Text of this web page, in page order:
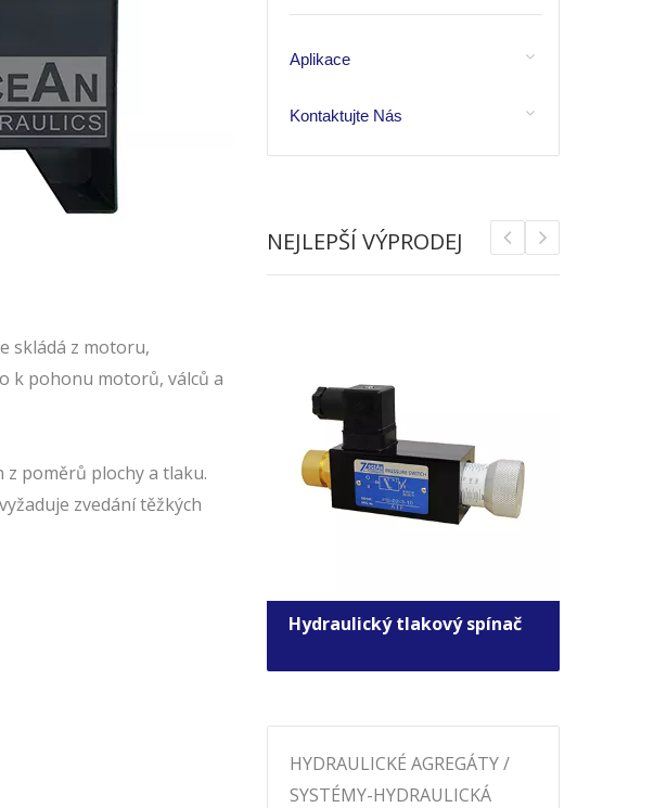
skládá z motoru,
k pohonu motorů, válců a
z poměrů plochy a tlaku.
zvedání těžkých
Aplikace
Kontaktujte Nás
NEJLEPŠÍ VÝPRODEJ
Hydraulický tlakový spínač
HYDRAULICKÉ AGREGÁTY /
SYSTÉMY-HYDRAULICKÁ